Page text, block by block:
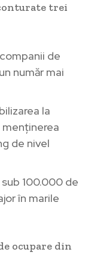
trei
de
număr mai
la
menținerea
de nivel
100.000 de
în marile
ocupare din